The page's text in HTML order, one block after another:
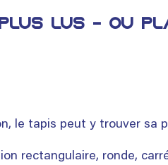
lus - Où
le tapis peut y trouver sa
rectangulaire, ronde,